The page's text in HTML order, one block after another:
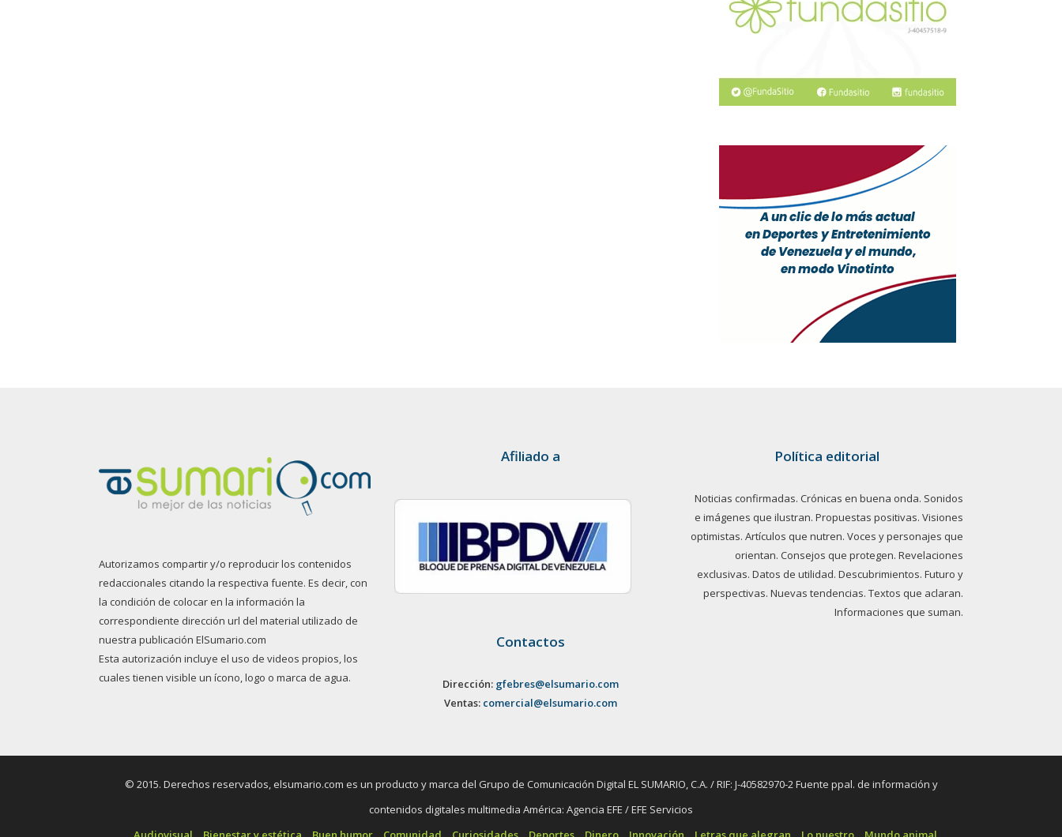
Autorizamos compartir y/o reproducir los contenidos
redaccionales citando la respectiva fuente. Es decir, con
la condición de colocar en la información la
correspondiente dirección url del material utilizado de
nuestra publicación ElSumario.com
Esta autorización incluye el uso de videos propios, los
cuales tienen visible un ícono, logo o marca de agua.
Afiliado a
Contactos
Dirección: gfebres@elsumario.com
Ventas: comercial@elsumario.com
Política editorial
Noticias confirmadas. Crónicas en buena onda. Sonidos
e imágenes que ilustran. Propuestas positivas. Visiones
optimistas. Artículos que nutren. Voces y personajes que
orientan. Consejos que protegen. Revelaciones
exclusivas. Datos de utilidad. Descubrimientos. Futuro y
perspectivas. Nuevas tendencias. Textos que aclaran.
Informaciones que suman.
© 2015. Derechos reservados, elsumario.com es un producto y marca del Grupo de Comunicación Digital EL SUMARIO, C.A. / RIF: J-40582970-2 Fuente ppal. de información y
contenidos digitales multimedia América: Agencia EFE / EFE Servicios